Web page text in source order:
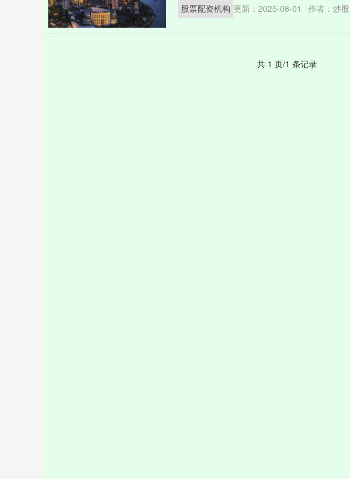
股票配资机构 更新：2025-06-01 作者：炒
共 1 页/1 条记录